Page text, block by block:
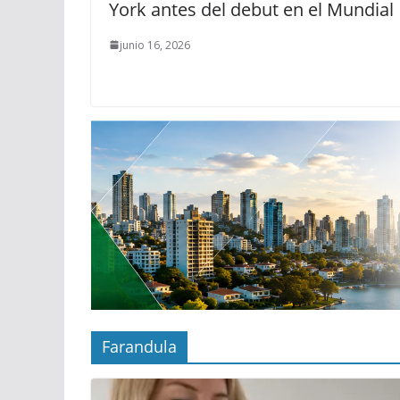
York antes del debut en el Mundial
junio 16, 2026
Farandula